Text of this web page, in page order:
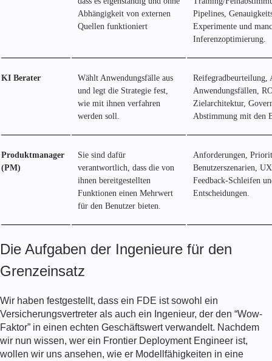
Abhängigkeit von externen
Quellen funktioniert
Pipelines,
Experimente und
Inferenzoptimierung.
KI Berater
Wählt Anwendungsfälle aus
und legt die Strategie fest,
wie mit ihnen verfahren
werden soll.
Reifegradbeurteilung,
Anwendungsfällen,
Zielarchitektur,
Abstimmung mit den
Produktmanager
(PM)
Sie sind dafür
verantwortlich, dass die von
ihnen bereitgestellten
Funktionen einen Mehrwert
für den Benutzer bieten.
Anforderungen,
Benutzerszenarien,
Feedback-Schleifen
Entscheidungen.
Die Aufgaben der Ingenieure für den
Grenzeinsatz
Wir haben festgestellt, dass ein FDE ist sowohl ein
Versicherungsvertreter als auch ein Ingenieur, der den “Wow-
Faktor” in einen echten Geschäftswert verwandelt. Nachdem
wir nun wissen, wer ein Frontier Deployment Engineer ist,
wollen wir uns ansehen, wie er Modellfähigkeiten in eine